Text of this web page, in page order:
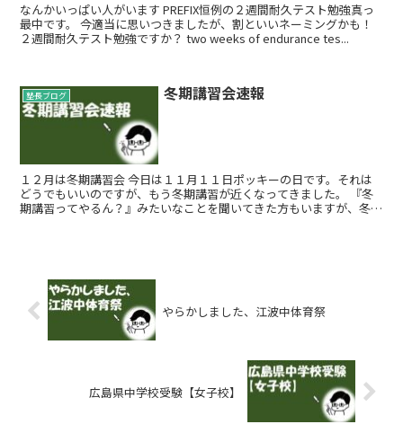
なんかいっぱい人がいます PREFIX恒例の２週間耐久テスト勉強真っ
最中です。 今適当に思いつきましたが、割といいネーミングかも！
２週間耐久テスト勉強ですか？ two weeks of endurance tes...
塾長ブログ 冬期講習会速報
１２月は冬期講習会 今日は１１月１１日ポッキーの日です。それは
どうでもいいのですが、もう冬期講習が近くなってきました。 『冬
期講習ってやるん？』みたいなことを聞いてきた方もいますが、冬期
やらかしました、江波中体育祭
広島県中学校受験【女子校】